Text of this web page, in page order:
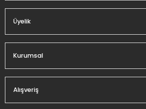
Üyelik
Kurumsal
Alışveriş